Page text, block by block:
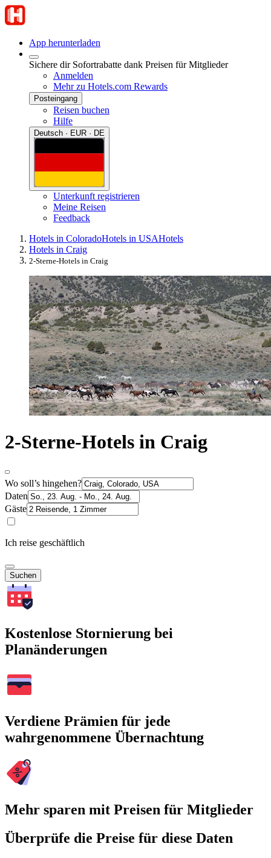
App herunterladen
Sichere dir Sofortrabatte dank Preisen für Mitglieder
Anmelden
Mehr zu Hotels.com Rewards
Posteingang
Reisen buchen
Hilfe
Deutsch · EUR · DE
Unterkunft registrieren
Meine Reisen
Feedback
Hotels in ColoradoHotels in USAHotels
Hotels in Craig
2-Sterne-Hotels in Craig
2-Sterne-Hotels in Craig
Wo soll’s hingehen?
Daten
Gäste
Ich reise geschäftlich
Suchen
Kostenlose Stornierung bei
Planänderungen
Verdiene Prämien für jede
wahrgenommene Übernachtung
Mehr sparen mit Preisen für Mitglieder
Überprüfe die Preise für diese Daten